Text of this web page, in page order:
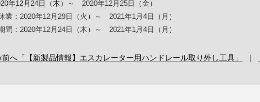
年12月24日（木）～ 2020年12月25日（金）
業：2020年12月29日（火）～ 2021年1月4日（月）
間：2020年12月24日（木）～ 2021年1月4日（月）
前へ「【新製品情報】エスカレーター用ハンドレール取り外し工具」